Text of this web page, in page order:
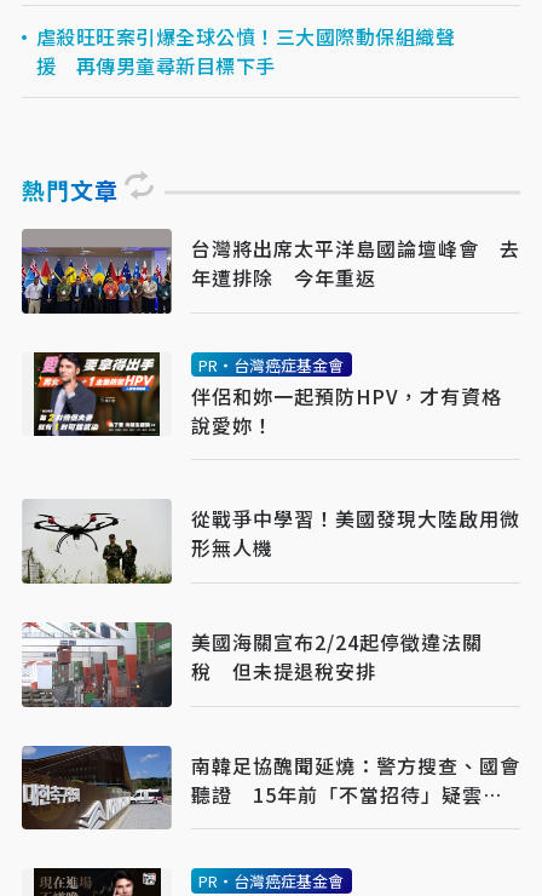
虐殺旺旺案引爆全球公憤！三大國際動保組織聲
援 再傳男童尋新目標下手
熱門文章
台灣將出席太平洋島國論壇峰會 去
年遭排除 今年重返
PR・台灣癌症基金會
伴侶和妳一起預防HPV，才有資格
說愛妳！
從戰爭中學習！美國發現大陸啟用微
形無人機
美國海關宣布2/24起停徵違法關
稅 但未提退稅安排
南韓足協醜聞延燒：警方搜查、國會
聽證 15年前「不當招待」疑雲重
見天日
PR・台灣癌症基金會